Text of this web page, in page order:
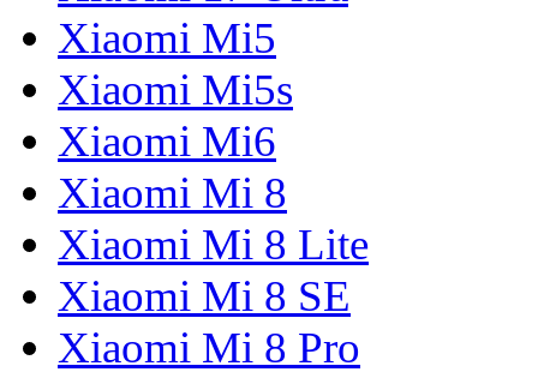
Xiaomi Mi5
Xiaomi Mi5s
Xiaomi Mi6
Xiaomi Mi 8
Xiaomi Mi 8 Lite
Xiaomi Mi 8 SE
Xiaomi Mi 8 Pro